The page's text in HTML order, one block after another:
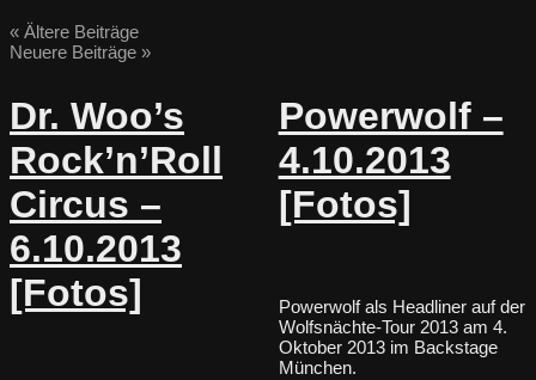
« Ältere Beiträge
Neuere Beiträge »
Dr. Woo’s
Rock’n’Roll
Circus –
6.10.2013
[Fotos]
Powerwolf –
4.10.2013
[Fotos]
Powerwolf als Headliner auf der
Wolfsnächte-Tour 2013 am 4.
Oktober 2013 im Backstage
München.